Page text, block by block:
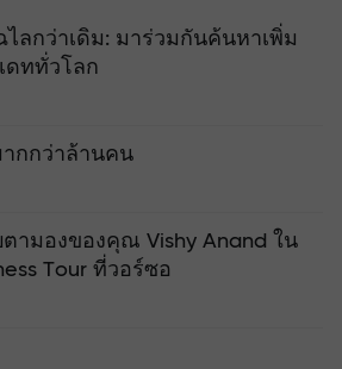
ไลกว่าเดิม: มาร่วมกันค้นหาเพิ่ม
ดททั่วโลก
กกว่าล้านคน
ามองของคุณ Vishy Anand ใน
Tour ที่วอร์ซอ